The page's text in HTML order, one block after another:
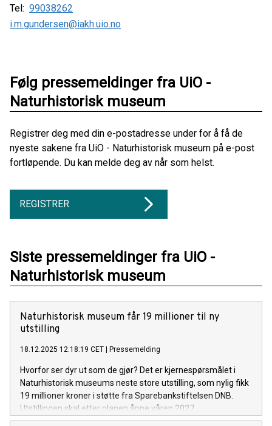
Tel: 99038262
i.m.gundersen@iakh.uio.no
Følg pressemeldinger fra UiO -
Naturhistorisk museum
Registrer deg med din e-postadresse under for å få de
nyeste sakene fra UiO - Naturhistorisk museum på e-post
fortløpende. Du kan melde deg av når som helst.
REGISTRER
Siste pressemeldinger fra UiO -
Naturhistorisk museum
Naturhistorisk museum får 19 millioner til ny
utstilling
18.12.2025 12:18:19 CET Pressemelding
Hvorfor ser dyr ut som de gjør? Det er kjernespørsmålet i
Naturhistorisk museums neste store utstilling, som nylig fikk
19 millioner kroner i støtte fra Sparebankstiftelsen DNB.
Utstillingen skal etter planen åpne våren 2027.